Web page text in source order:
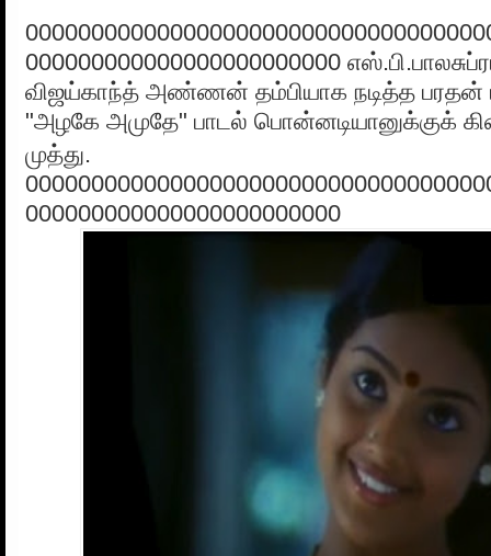
000000000000000000000000
விஜய்காந்த் அண்ணன் தம்பியாக நடித்த பரதன்
"அழகே அமுதே" பாடல் பொன்னடியானுக்குக்
முத்து.
000000000000000000000000